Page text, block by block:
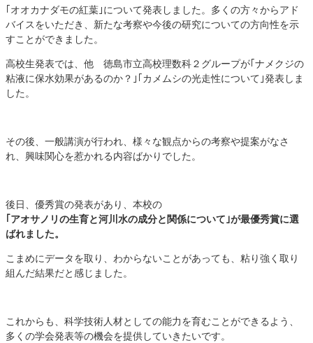
｢オオカナダモの紅葉｣について発表しました。多くの方々からアド
バイスをいただき、新たな考察や今後の研究についての方向性を示
すことができました。
高校生発表では、他 徳島市立高校理数科２グループが｢ナメクジの
粘液に保水効果があるのか？｣｢カメムシの光走性について｣発表しま
した。
その後、一般講演が行われ、様々な観点からの考察や提案がなさ
れ、興味関心を惹かれる内容ばかりでした。
後日、優秀賞の発表があり、本校の
｢アオサノリの生育と河川水の成分と関係について｣が最優秀賞に選
ばれました。
こまめにデータを取り、わからないことがあっても、粘り強く取り
組んだ結果だと感じました。
これからも、科学技術人材としての能力を育むことができるよう、
多くの学会発表等の機会を提供していきたいです。